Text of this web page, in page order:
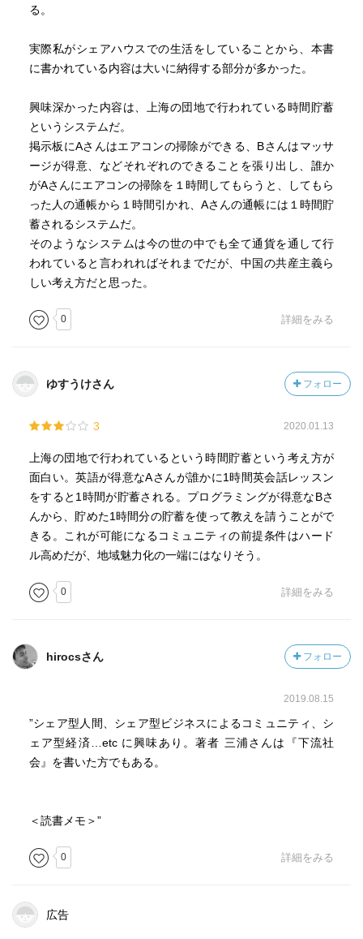
る。
実際私がシェアハウスでの生活をしていることから、本書
に書かれている内容は大いに納得する部分が多かった。
興味深かった内容は、上海の団地で行われている時間貯蓄
というシステムだ。
掲示板にAさんはエアコンの掃除ができる、Bさんはマッサ
ージが得意、などそれぞれのできることを張り出し、誰か
がAさんにエアコンの掃除を１時間してもらうと、してもら
った人の通帳から１時間引かれ、Aさんの通帳には１時間貯
蓄されるシステムだ。
そのようなシステムは今の世の中でも全て通貨を通して行
われていると言われればそれまでだが、中国の共産主義ら
しい考え方だと思った。
0 詳細をみる
ゆすうけさん フォロー
3 2020.01.13
上海の団地で行われているという時間貯蓄という考え方が
面白い。英語が得意なAさんが誰かに1時間英会話レッスン
をすると1時間が貯蓄される。プログラミングが得意なBさ
んから、貯めた1時間分の貯蓄を使って教えを請うことがで
きる。これが可能になるコミュニティの前提条件はハード
ル高めだが、地域魅力化の一端にはなりそう。
0 詳細をみる
hirocsさん フォロー
2019.08.15
”シェア型人間、シェア型ビジネスによるコミュニティ、シ
ェア型経済…etc に興味あり。著者 三浦さんは『下流社
会』を書いた方でもある。
＜読書メモ＞”
0 詳細をみる
広告